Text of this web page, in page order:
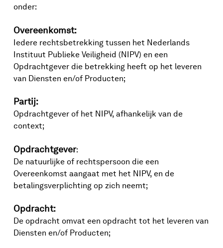
onder:
Overeenkomst:
Iedere rechtsbetrekking tussen het Nederlands
Instituut Publieke Veiligheid (NIPV) en een
Opdrachtgever die betrekking heeft op het leveren
van Diensten en/of Producten;
Partij:
Opdrachtgever of het NIPV, afhankelijk van de
context;
Opdrachtgever:
De natuurlijke of rechtspersoon die een
Overeenkomst aangaat met het NIPV, en de
betalingsverplichting op zich neemt;
Opdracht:
De opdracht omvat een opdracht tot het leveren van
Diensten en/of Producten;